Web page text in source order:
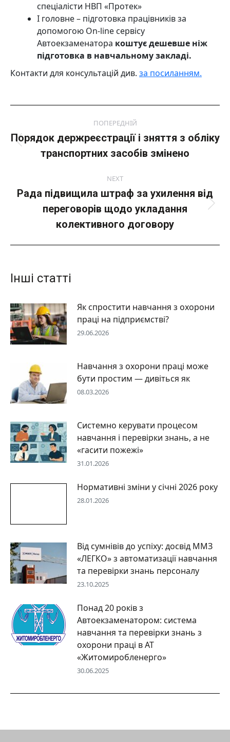
спеціалісти НВП «Протек»
І головне – підготовка працівників за
допомогою On-line сервісу
Автоекзаменатора коштує дешевше ніж
підготовка в навчальному закладі.
Контакти для консультацій див. за посиланням.
ПОПЕРЕДНІЙ
Попередній
пост:
Порядок держреєстрації і зняття з обліку
транспортних засобів змінено
NEXT
Next
post:
Рада підвищила штраф за ухилення від
переговорів щодо укладання
колективного договору
Інші статті
Як спростити навчання з охорони
праці на підприємстві?
29.06.2026
Навчання з охорони праці може
бути простим — дивіться як
08.03.2026
Системно керувати процесом
навчання і перевірки знань, а не
«гасити пожежі»
31.01.2026
Нормативні зміни у січні 2026 року
28.01.2026
Від сумнівів до успіху: досвід ММЗ
«ЛЕГКО» з автоматизації навчання
та перевірки знань персоналу
23.10.2025
Понад 20 років з
Автоекзаменатором: система
навчання та перевірки знань з
охорони праці в АТ
«Житомиробленерго»
30.06.2025